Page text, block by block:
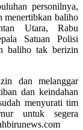
personilnya,
menertibkan baliho
Utara, Rabu
Satuan Polisi
baliho tak berizin
dan melanggar
dan keindahan
menyurati tim
untuk segera